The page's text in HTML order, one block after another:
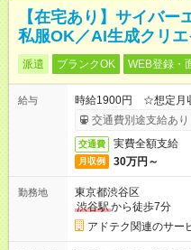
【在宅あり】サイバー
私服OK／AI生成クリ
派遣 ブランクOK WEB登録・
給与
時給1900円 ☆想定月
交通費別途支給あり
交通費 実費全額支給
月収例 30万円～
勤務地
東京都渋谷区
渋谷駅から徒歩7分
アドテク関連のサー